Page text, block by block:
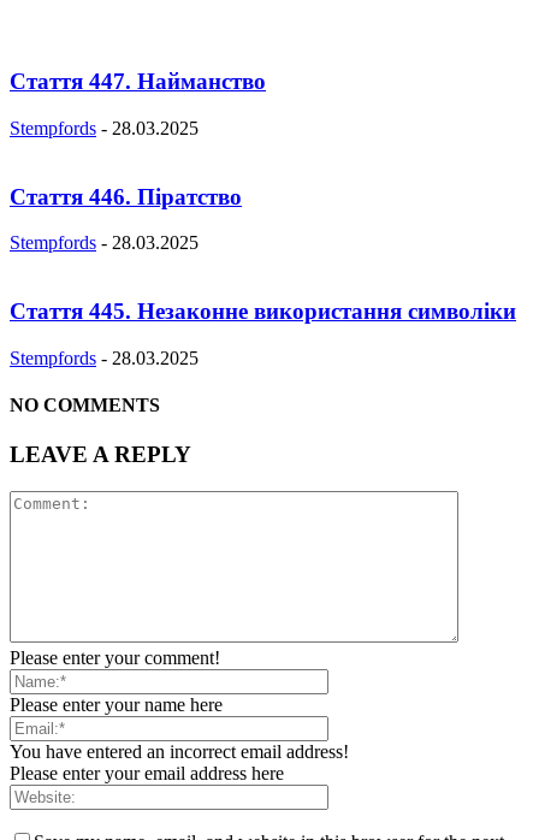
Стаття 447. Найманство
Stempfords - 28.03.2025
Стаття 446. Піратство
Stempfords - 28.03.2025
Стаття 445. Незаконне використання символіки
Stempfords - 28.03.2025
NO COMMENTS
LEAVE A REPLY
Please enter your comment!
Please enter your name here
You have entered an incorrect email address!
Please enter your email address here